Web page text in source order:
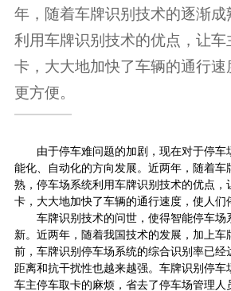
年，随着车牌识别技术的逐渐
利用车牌识别技术的优点，让
卡，大大地加快了车辆的通行
更方便。
由于停车难问题的加剧，现在对于停车
能化、自动化的方向发展。近两年，随着
熟，停车场系统利用车牌识别技术的优点，
卡，大大地加快了车辆的通行速度，使人们
车牌识别技术的问世，使得智能停车场
新。近两年，随着我国技术的发展，加上车
前，车牌识别停车场系统的综合识别率已
距离和抗干扰性也越来越强。车牌识别停
车主停车取卡的麻烦，省去了停车场管理人